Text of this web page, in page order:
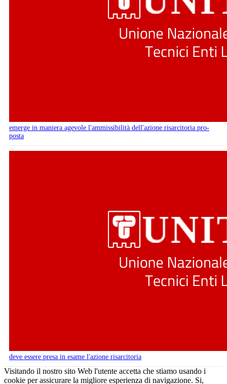
emerge in maniera agevole l'ammissibilità dell'azione risarcitoria pro-
posta
deve essere presa in esame l'azione risarcitoria
Visitando il nostro sito Web l'utente accetta che stiamo usando i
cookie per assicurare la migliore esperienza di navigazione. Si,